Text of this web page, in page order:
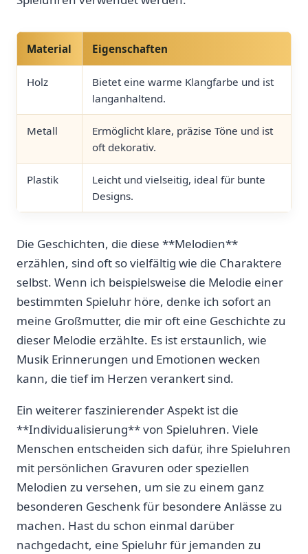
Material Eigenschaften
Holz
Bietet eine⁣ warme Klangfarbe und ist​
langanhaltend.
Metall
Ermöglicht klare, präzise Töne und ist
oft ​dekorativ.⁢
Plastik
Leicht und‍ vielseitig, ideal⁤ für bunte
Designs.
Die⁤ Geschichten, ⁣die diese **Melodien**
erzählen, ‍sind oft so vielfältig wie ‍die Charaktere
selbst.‍ Wenn ich beispielsweise die Melodie einer
bestimmten Spieluhr höre, denke ich sofort an
meine Großmutter, die mir oft eine Geschichte zu
dieser Melodie erzählte. Es ist erstaunlich, wie
Musik Erinnerungen und Emotionen⁣ wecken
kann, die tief im Herzen verankert sind.
Ein weiterer faszinierender Aspekt ist die
**Individualisierung**‌ von Spieluhren. ‍Viele
⁣Menschen entscheiden sich‌ dafür, ihre Spieluhren
mit persönlichen Gravuren oder speziellen
⁣Melodien zu⁤ versehen, um⁤ sie zu einem ganz
‍besonderen Geschenk für besondere Anlässe ⁤zu⁢
machen. Hast ​du schon einmal ‍darüber⁤
nachgedacht, ‍eine ‌Spieluhr für jemanden zu